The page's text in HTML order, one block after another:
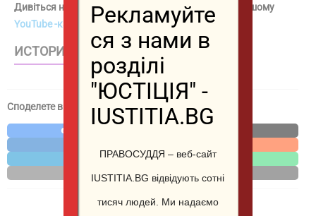
Дивіться наші найцікавіші відео на
TikTok
та на нашому
YouTube -каналі
ИСТОРИИ – WEB STORIES
Споделете в социалните мрежи / Share in social media
WhatsApp
Print
Рекламуйте
ся з нами в
розділі
"ЮСТІЦІЯ" -
IUSTITIA.BG
ПРАВОСУДДЯ – веб-сайт
IUSTITIA.BG відвідують сотні
тисяч людей. Ми надаємо